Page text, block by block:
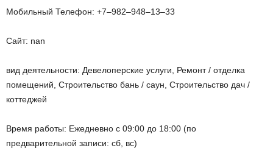
Мобильный Телефон: +7‒982‒948‒13‒33
Сайт: nan
вид деятельности: Девелоперские услуги, Ремонт / отделка
помещений, Строительство бань / саун, Строительство дач /
коттеджей
Время работы: Ежедневно с 09:00 до 18:00 (по
предварительной записи: сб, вс)